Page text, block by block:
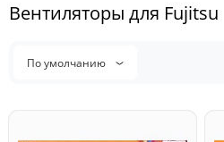
Вентиляторы для Fujitsu
По умолчанию